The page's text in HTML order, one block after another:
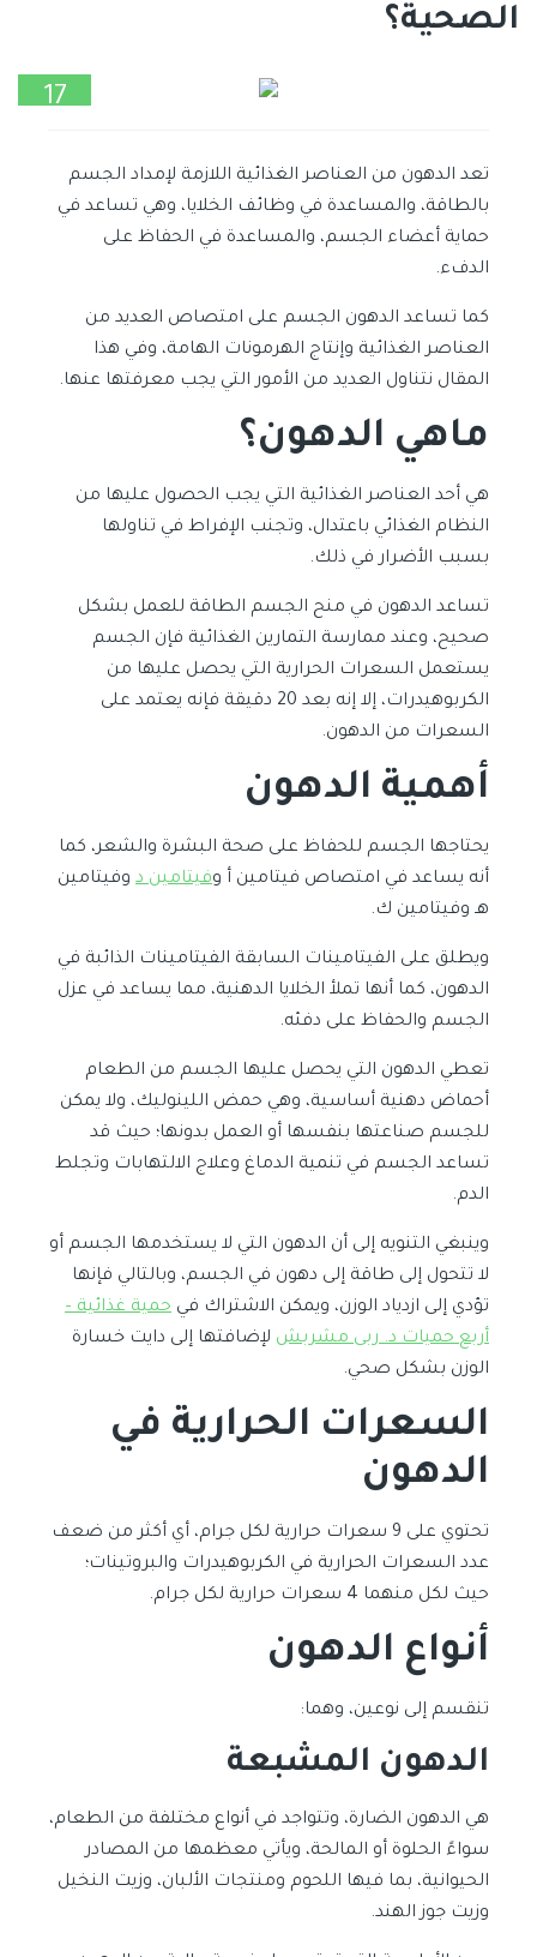
الصحية؟
17
تعد الدهون من العناصر الغذائية اللازمة لإمداد الجسم
بالطاقة، والمساعدة في وظائف الخلايا، وهي تساعد في
حماية أعضاء الجسم، والمساعدة في الحفاظ على
الدفء.
كما تساعد الدهون الجسم على امتصاص العديد من
العناصر الغذائية وإنتاج الهرمونات الهامة، وفي هذا
المقال نتناول العديد من الأمور التي يجب معرفتها عنها.
ماهي الدهون؟
هي أحد العناصر الغذائية التي يجب الحصول عليها من
النظام الغذائي باعتدال، وتجنب الإفراط في تناولها
بسبب الأضرار في ذلك.
تساعد الدهون في منح الجسم الطاقة للعمل بشكل
صحيح، وعند ممارسة التمارين الغذائية فإن الجسم
يستعمل السعرات الحرارية التي يحصل عليها من
الكربوهيدرات، إلا إنه بعد 20 دقيقة فإنه يعتمد على
السعرات من الدهون.
أهمية الدهون
يحتاجها الجسم للحفاظ على صحة البشرة والشعر، كما
أنه يساعد في امتصاص فيتامين أ وفيتامين د وفيتامين
هـ وفيتامين ك.
ويطلق على الفيتامينات السابقة الفيتامينات الذائبة في
الدهون، كما أنها تملأ الخلايا الدهنية، مما يساعد في عزل
الجسم والحفاظ على دفئه.
تعطي الدهون التي يحصل عليها الجسم من الطعام
أحماض دهنية أساسية، وهي حمض اللينوليك، ولا يمكن
للجسم صناعتها بنفسها أو العمل بدونها؛ حيث قد
تساعد الجسم في تنمية الدماغ وعلاج الالتهابات وتجلط
الدم.
وينبغي التنويه إلى أن الدهون التي لا يستخدمها الجسم أو
لا تتحول إلى طاقة إلى دهون في الجسم، وبالتالي فإنها
تؤدي إلى ازدياد الوزن، ويمكن الاشتراك في حمية غذائية –
أربع حميات د. ربى مشربش لإضافتها إلى دايت خسارة
الوزن بشكل صحي.
السعرات الحرارية في
الدهون
تحتوي على 9 سعرات حرارية لكل جرام، أي أكثر من ضعف
عدد السعرات الحرارية في الكربوهيدرات والبروتينات؛
حيث لكل منهما 4 سعرات حرارية لكل جرام.
أنواع الدهون
تنقسم إلى نوعين، وهما:
الدهون المشبعة
هي الدهون الضارة، وتتواجد في أنواع مختلفة من الطعام،
سواءً الحلوة أو المالحة، ويأتي معظمها من المصادر
الحيوانية، بما فيها اللحوم ومنتجات الألبان، وزيت النخيل
وزيت جوز الهند.